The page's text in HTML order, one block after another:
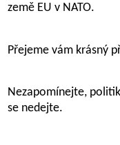
země EU v NATO.
Přejeme vám krásný
Nezapomínejte,
se nedejte.